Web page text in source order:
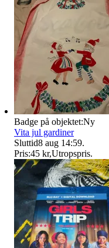
Badge på objektet:Ny
Vita jul gardiner
Sluttid8 aug 14:59.
Pris:45 kr,Utropspris.